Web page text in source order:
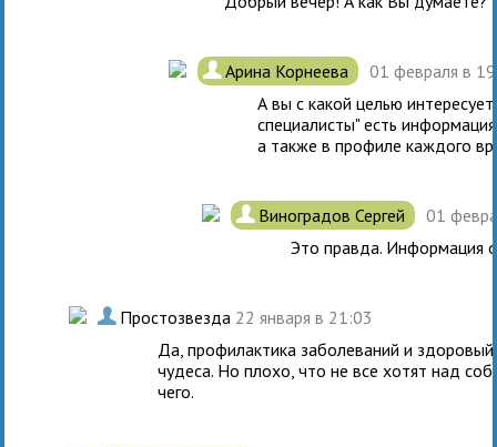
. Арина Корнеева
01 февраля в
А вы с какой целью
специалисты" есть
а также в профиле каждого
. Виноградов Сергей
01
Это правда. Информация
. Простозвезда 22 января в 21:03
Да, профилактика заболеваний и
чудеса. Но плохо, что не все хотят над
чего.